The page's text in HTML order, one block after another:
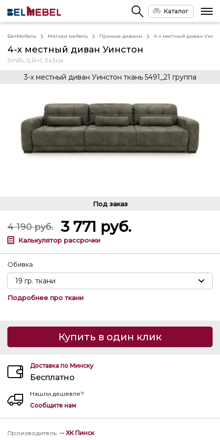
Каталог
БелМебель Мягкая мебель Прямые диваны 4-х местный диван
4-х местный диван Уинстон
3mRL.1LR+1, 343см
3-х местный диван Уинстон ткань 5491_21 группа
Под заказ
4 190 руб. 3 771 руб.
Калькулятор рассрочки
Обивка
Подробнее про ткани
Купить в один клик
Доставка по Минску
Бесплатно
Нашли дешевле?
Сообщите нам
Производитель: -- ХК Пинск